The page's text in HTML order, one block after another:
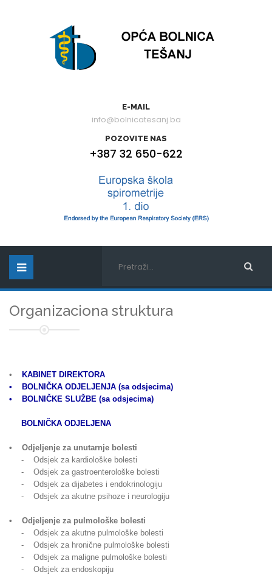
E-MAIL
info@bolnicatesanj.ba
POZOVITE NAS
+387 32 650-622
Organizaciona struktura
•
KABINET DIREKTORA
• BOLNIČKA ODJELJENJA (sa odsjecima)
• BOLNIČKE SLUŽBE (sa odsjecima)
BOLNIČKA ODJELJENA
• Odjeljenje za unutarnje bolesti
- Odsjek za kardiološke bolesti
- Odsjek za gastroenterološke bolesti
- Odsjek za dijabetes i endokrinologiju
- Odsjek za akutne psihoze i neurologiju
• Odjeljenje za pulmološke bolesti
- Odsjek za akutne pulmološke bolesti
- Odsjek za hronične pulmološke bolesti
- Odsjek za maligne pulmološke bolesti
- Odsjek za endoskopiju